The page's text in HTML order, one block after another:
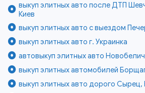
выкуп элитных авто после ДТП
Киев
выкуп элитных авто с выездом
выкуп элитных авто г. Украинка
автовыкуп элитных авто
выкуп элитных автомобилей
выкуп элитных авто дорого Сырец,